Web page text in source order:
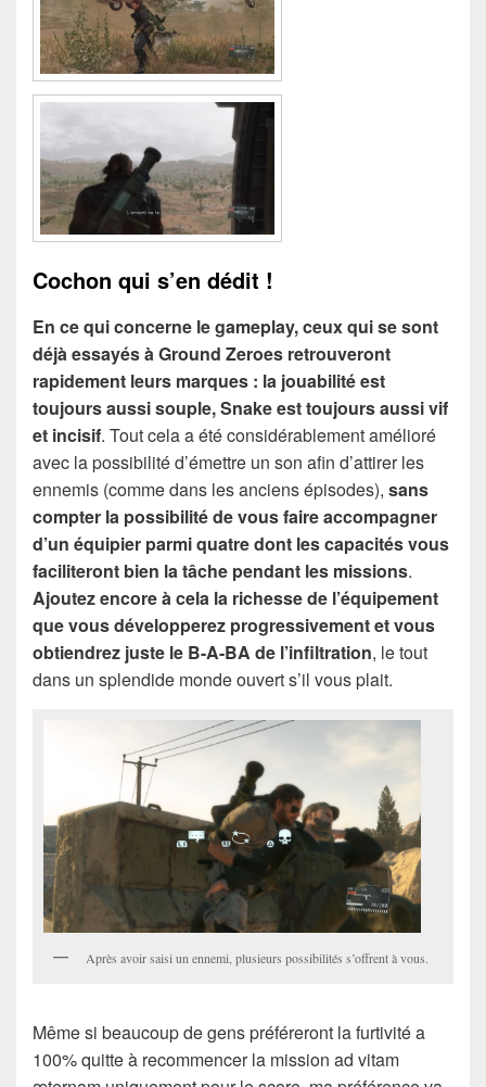
Cochon qui s’en dédit !
En ce qui concerne le gameplay, ceux qui se sont
déjà essayés à Ground Zeroes retrouveront
rapidement leurs marques : la jouabilité est
toujours aussi souple, Snake est toujours aussi vif
et incisif. Tout cela a été considérablement amélioré
avec la possibilité d’émettre un son afin d’attirer les
ennemis (comme dans les anciens épisodes), sans
compter la possibilité de vous faire accompagner
d’un équipier parmi quatre dont les capacités vous
faciliteront bien la tâche pendant les missions.
Ajoutez encore à cela la richesse de l’équipement
que vous développerez progressivement et vous
obtiendrez juste le B-A-BA de l’infiltration, le tout
dans un splendide monde ouvert s’il vous plait.
Après avoir saisi un ennemi, plusieurs possibilités s’offrent à vous.
Même si beaucoup de gens préféreront la furtivité a
100% quitte à recommencer la mission ad vitam